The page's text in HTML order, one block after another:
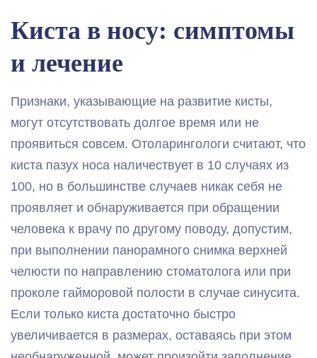
Киста в носу: симптомы
и лечение
Признаки, указывающие на развитие кисты,
могут отсутствовать долгое время или не
проявиться совсем. Отоларингологи считают, что
киста пазух носа наличествует в 10 случаях из
100, но в большинстве случаев никак себя не
проявляет и обнаруживается при обращении
человека к врачу по другому поводу, допустим,
при выполнении панорамного снимка верхней
челюсти по направлению стоматолога или при
проколе гайморовой полости в случае синусита.
Если только киста достаточно быстро
увеличивается в размерах, оставаясь при этом